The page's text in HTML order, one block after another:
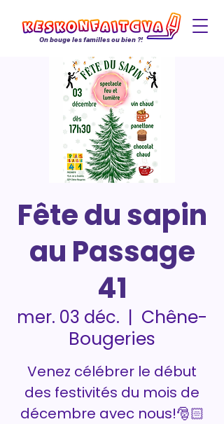
On bouge les familles ou bien ?!
Fête du sapin
au Passage
41
mer. 03 déc.
  |
Chêne-
Bougeries
Venez célébrer le début
des festivités du mois de
décembre avec nous!🎅🏻